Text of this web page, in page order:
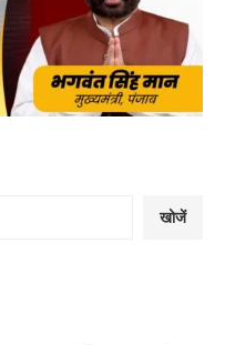
खोजें